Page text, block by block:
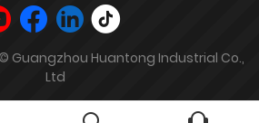
Guangzhou Huantong Industrial Co.,
Ltd